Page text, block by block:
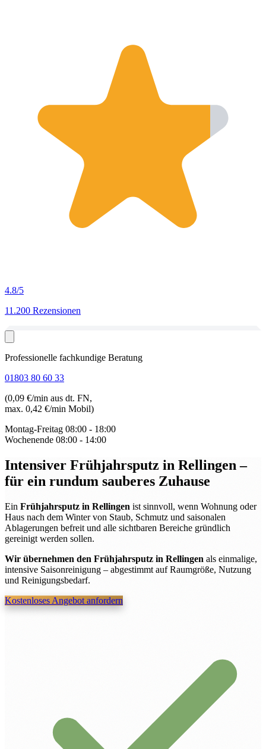
4.8/5
11.200 Rezensionen
Professionelle fachkundige Beratung
01803 80 60 33
(0,09 €/min aus dt. FN,
max. 0,42 €/min Mobil)
Montag-Freitag 08:00 - 18:00
Wochenende 08:00 - 14:00
Intensiver Frühjahrsputz in Rellingen–
für ein rundum sauberes Zuhause
Ein Frühjahrsputz in Rellingen ist sinnvoll, wenn Wohnung oder
Haus nach dem Winter von Staub, Schmutz und saisonalen
Ablagerungen befreit und alle sichtbaren Bereiche gründlich
gereinigt werden sollen.
Wir übernehmen den Frühjahrsputz in Rellingen als einmalige,
intensive Saisonreinigung – abgestimmt auf Raumgröße, Nutzung
und Reinigungsbedarf.
Kostenloses Angebot anfordern